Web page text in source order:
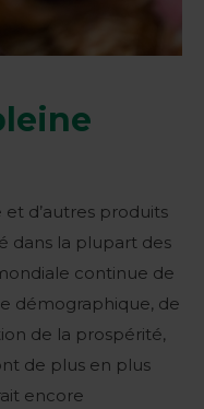
d’autres produits
dans la plupart des
continue de
démographique, de
de la prospérité,
de plus en plus
encore